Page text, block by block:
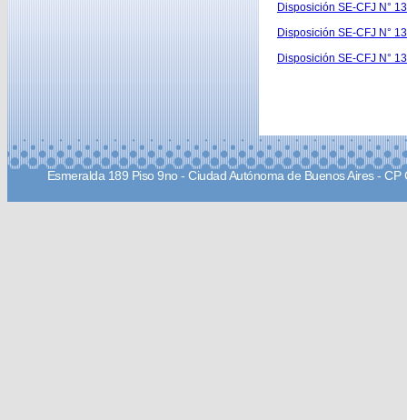
Disposición SE-CFJ N°
Disposición SE-CFJ N°
Disposición SE-CFJ N°
Esmeralda 189 Piso 9no - Ciudad Autónoma de Buenos Aires -